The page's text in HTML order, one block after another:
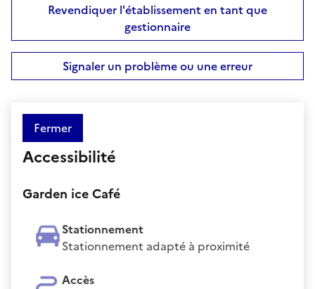
Revendiquer l'établissement en tant que
gestionnaire
Signaler un problème ou une erreur
Fermer
Accessibilité
Garden ice Café
Stationnement
Stationnement adapté à proximité
Accès